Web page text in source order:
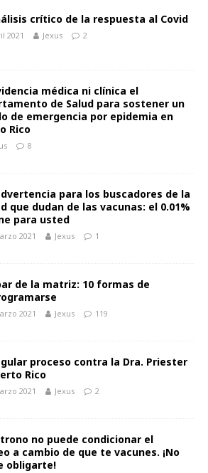
crítico de la respuesta al Covid
2021 Jexus 2
médica ni clínica el
de Salud para sostener un
de emergencia por epidemia en
Rico
8
para los buscadores de la
que dudan de las vacunas: el 0.01%
para usted
2021 Jexus 1
de la matriz: 10 formas de
2021 Jexus 119
proceso contra la Dra. Priester
Rico
2021 Jexus 2
no puede condicionar el
a cambio de que te vacunes. ¡No
obligarte!